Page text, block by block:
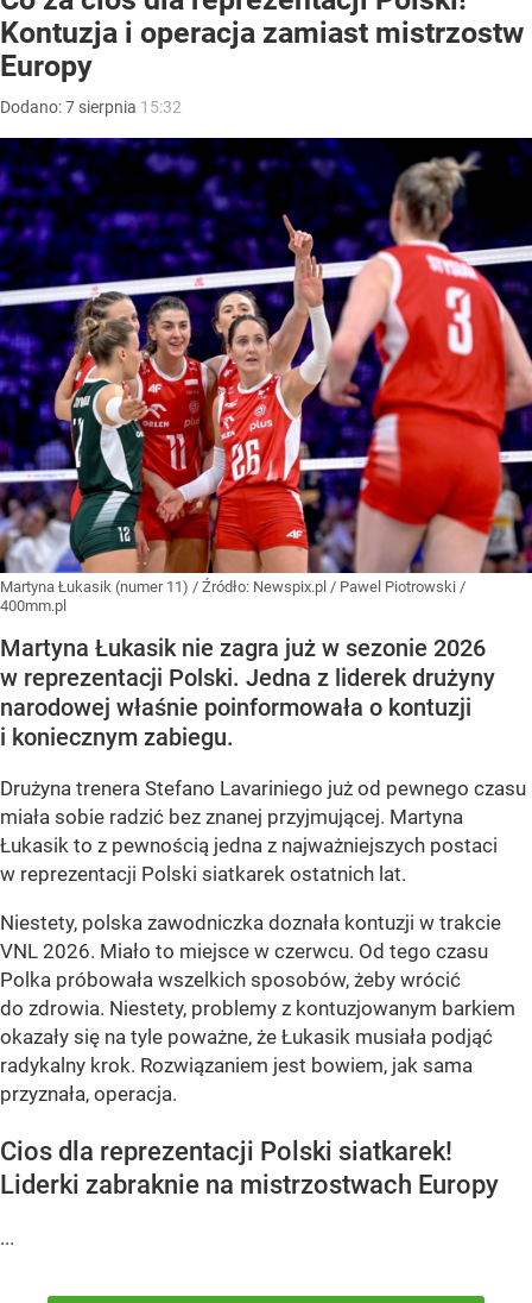
Kontuzja i operacja zamiast mistrzostw
Europy
Dodano:7 sierpnia 15:32
Martyna Łukasik (numer 11) / Źródło: Newspix.pl / Pawel Piotrowski /
400mm.pl
Martyna Łukasik nie zagra już w sezonie 2026
w reprezentacji Polski. Jedna z liderek drużyny
narodowej właśnie poinformowała o kontuzji
i koniecznym zabiegu.
Drużyna trenera Stefano Lavariniego już od pewnego czasu
miała sobie radzić bez znanej przyjmującej. Martyna
Łukasik to z pewnością jedna z najważniejszych postaci
w reprezentacji Polski siatkarek ostatnich lat.
Niestety, polska zawodniczka doznała kontuzji w trakcie
VNL 2026. Miało to miejsce w czerwcu. Od tego czasu
Polka próbowała wszelkich sposobów, żeby wrócić
do zdrowia. Niestety, problemy z kontuzjowanym barkiem
okazały się na tyle poważne, że Łukasik musiała podjąć
radykalny krok. Rozwiązaniem jest bowiem, jak sama
przyznała, operacja.
Cios dla reprezentacji Polski siatkarek!
Liderki zabraknie na mistrzostwach Europy
...